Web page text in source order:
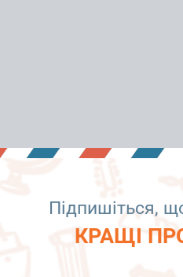
Підпишіться,
КРАЩІ